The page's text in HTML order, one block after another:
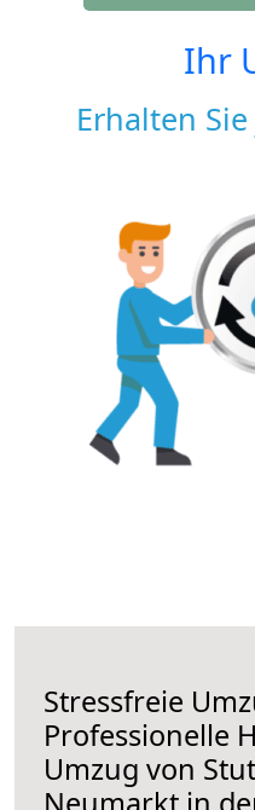
Ihr
Erhalten
Stressfreie
Professionelle
Umzug von